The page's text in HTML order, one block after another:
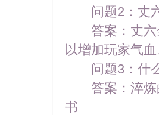
问题2：丈六
答案：丈六
以增加玩家气
问题3：什么
答案：淬炼
书